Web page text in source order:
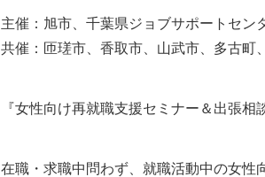
主催：旭市、千葉県ジョブサポートセン
共催：匝瑳市、香取市、山武市、多古町
『女性向け再就職支援セミナー＆出張相
在職・求職中問わず、就職活動中の女性